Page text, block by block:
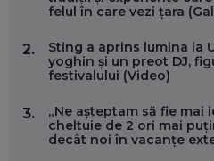
SE VA SCHIMBA
EP. 58
MARIUS PAȘCULEA,
FOLOSEȘTI
EP. 57
felul în care vezi țara
2.
Sting a aprins lumina la
yoghin și un preot DJ,
festivalului (Video)
3.
„Ne așteptam să fie mai
cheltuie de 2 ori mai
decât noi în vacanțe